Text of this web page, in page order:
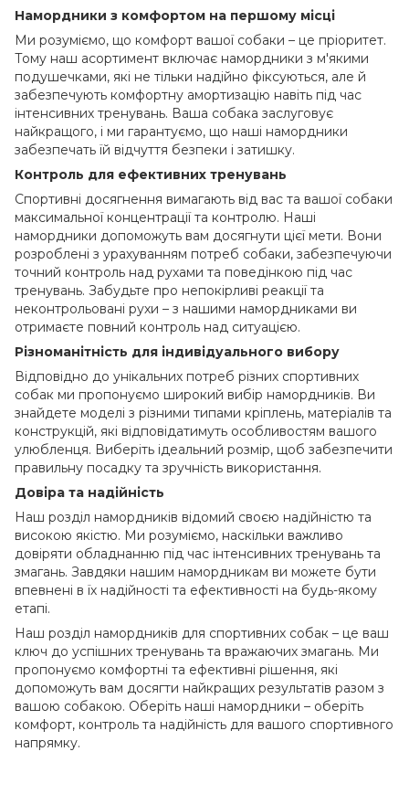
Намордники з комфортом на першому місці
Ми розуміємо, що комфорт вашої собаки – це пріоритет.
Тому наш асортимент включає намордники з м'якими
подушечками, які не тільки надійно фіксуються, але й
забезпечують комфортну амортизацію навіть під час
інтенсивних тренувань. Ваша собака заслуговує
найкращого, і ми гарантуємо, що наші намордники
забезпечать їй відчуття безпеки і затишку.
Контроль для ефективних тренувань
Спортивні досягнення вимагають від вас та вашої собаки
максимальної концентрації та контролю. Наші
намордники допоможуть вам досягнути цієї мети. Вони
розроблені з урахуванням потреб собаки, забезпечуючи
точний контроль над рухами та поведінкою під час
тренувань. Забудьте про непокірливі реакції та
неконтрольовані рухи – з нашими намордниками ви
отримаєте повний контроль над ситуацією.
Різноманітність для індивідуального вибору
Відповідно до унікальних потреб різних спортивних
собак ми пропонуємо широкий вибір намордників. Ви
знайдете моделі з різними типами кріплень, матеріалів та
конструкцій, які відповідатимуть особливостям вашого
улюбленця. Виберіть ідеальний розмір, щоб забезпечити
правильну посадку та зручність використання.
Довіра та надійність
Наш розділ намордників відомий своєю надійністю та
високою якістю. Ми розуміємо, наскільки важливо
довіряти обладнанню під час інтенсивних тренувань та
змагань. Завдяки нашим намордникам ви можете бути
впевнені в їх надійності та ефективності на будь-якому
етапі.
Наш розділ намордників для спортивних собак – це ваш
ключ до успішних тренувань та вражаючих змагань. Ми
пропонуємо комфортні та ефективні рішення, які
допоможуть вам досягти найкращих результатів разом з
вашою собакою. Оберіть наші намордники – оберіть
комфорт, контроль та надійність для вашого спортивного
напрямку.